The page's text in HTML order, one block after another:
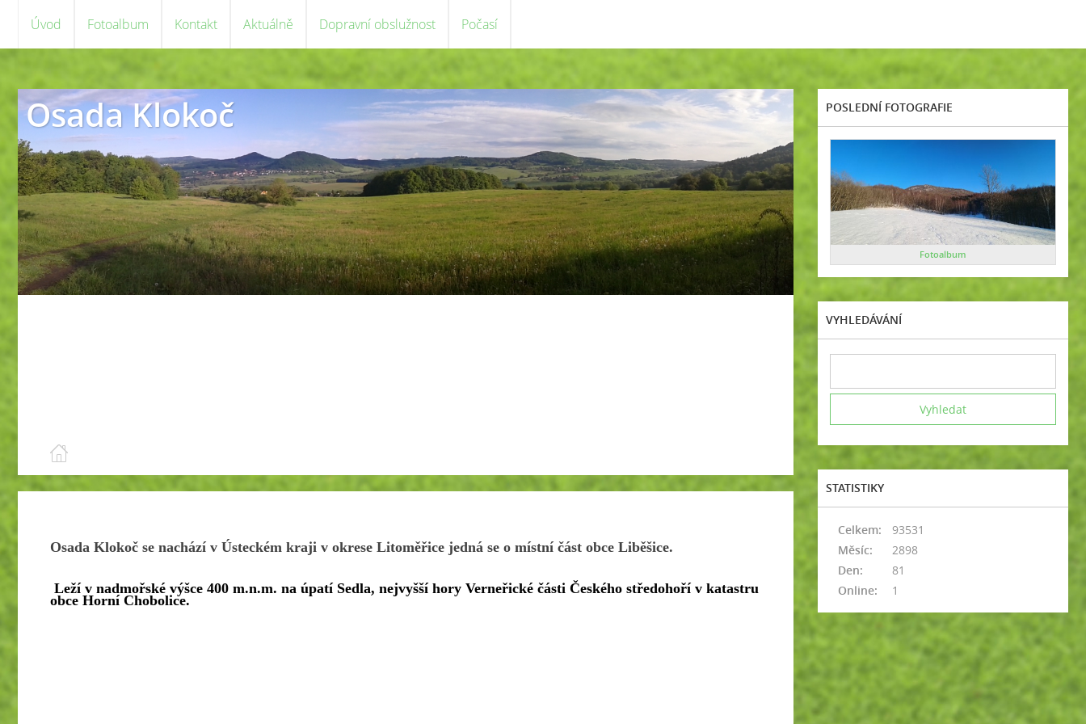
Úvod Fotoalbum Kontakt Aktuálně Dopravní obslužnost Počasí
Osada Klokoč
Osada Klokoč se nachází v Ústeckém kraji v okrese Litoměřice jedná se o místní část obce Liběšice.
Leží v nadmořské výšce 400 m.n.m. na úpatí Sedla, nejvyšší hory Verneřické části Českého středohoří v katastru
obce Horní Chobolice.
POSLEDNÍ FOTOGRAFIE
Fotoalbum
VYHLEDÁVÁNÍ
STATISTIKY
Online: 1
Celkem:
93531
Měsíc:
2898
Den:
81